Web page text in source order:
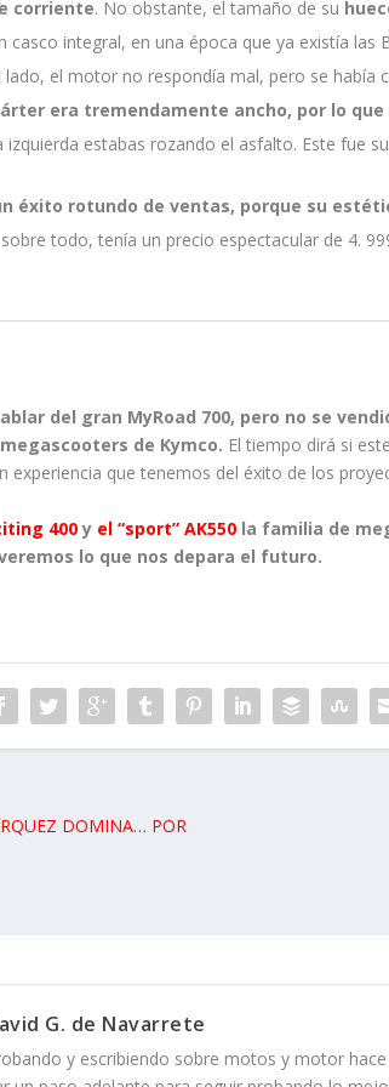
corriente. No obstante, el tamaño de su
casco integral, en una época que ya existía las
el motor no respondía mal, pero se había
era tremendamente ancho, por lo
izquierda estabas rozando el asfalto. Este fue
éxito rotundo de ventas, porque su
todo, tenía un precio espectacular de 4.
del gran MyRoad 700, pero no se
de Kymco. El tiempo dirá si este
experiencia que tenemos del éxito de los
400 y el “sport” AK550la familia de
lo que nos depara el futuro.
DOMINA… POR
G. de Navarrete
y escribiendo sobre motos y motor